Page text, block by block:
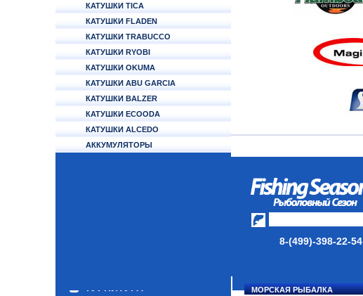
КАТУШКИ TICA
КАТУШКИ FLADEN
КАТУШКИ TRABUCCO
КАТУШКИ RYOBI
КАТУШКИ OKUMA
КАТУШКИ ABU GARCIA
КАТУШКИ BALZER
КАТУШКИ ECOODA
КАТУШКИ ALCEDO
АККУМУЛЯТОРЫ
8-(499)-398-22-54
МОРСКАЯ РЫБАЛКА